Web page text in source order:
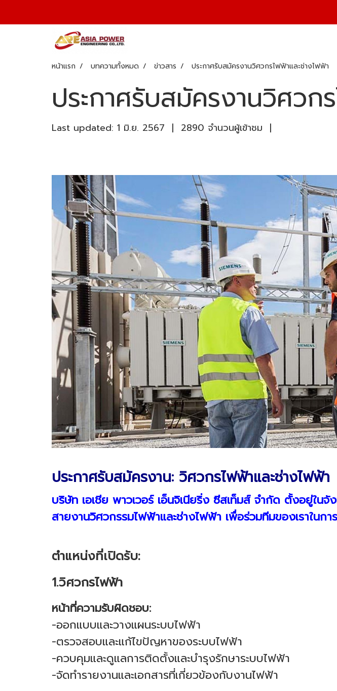
หน้าแรก บทความทั้งหมด ข่าวสาร ประกาศรับสมัครงานวิศวกรไฟฟ้าและช่างไฟฟ้า
ประกาศรับสมัครงานวิศวก
Last updated: 1 มิ.ย. 2567 | 2890 จำนวนผู้เข้าชม |
ประกาศรับสมัครงาน: วิศวกรไฟฟ้าและช่างไฟฟ้า
บริษัท เอเชีย พาวเวอร์ เอ็นจิเนียริ่ง ซีสเท็มส์ จำกัด ตั้งอยู่ใ
สายงานวิศวกรรมไฟฟ้าและช่างไฟฟ้า เพื่อร่วมทีมของเราใน
ตำแหน่งที่เปิดรับ:
1.วิศวกรไฟฟ้า
หน้าที่ความรับผิดชอบ:
-ออกแบบและวางแผนระบบไฟฟ้า
-ตรวจสอบและแก้ไขปัญหาของระบบไฟฟ้า
-ควบคุมและดูแลการติดตั้งและบำรุงรักษาระบบไฟฟ้า
-จัดทำรายงานและเอกสารที่เกี่ยวข้องกับงานไฟฟ้า